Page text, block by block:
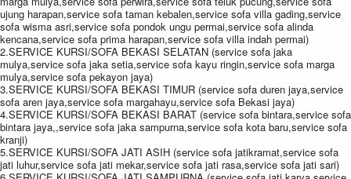
ujung harapan,service sofa taman kebalen,service sofa villa gading,service
sofa wisma asri,service sofa pondok ungu permai,service sofa alinda
kencana,service sofa prima harapan,service sofa villa indah permai)
2.SERVICE KURSI/SOFA BEKASI SELATAN (service sofa jaka
mulya,service sofa jaka setia,service sofa kayu ringin,service sofa marga
mulya,service sofa pekayon jaya)
3.SERVICE KURSI/SOFA BEKASI TIMUR (service sofa duren jaya,service
sofa aren jaya,service sofa margahayu,service sofa Bekasi jaya)
4.SERVICE KURSI/SOFA BEKASI BARAT (service sofa bintara,service sofa
bintara jaya,,service sofa jaka sampurna,service sofa kota baru,service sofa
kranji)
5.SERVICE KURSI/SOFA JATI ASIH (service sofa jatikramat,service sofa
jati luhur,service sofa jati mekar,service sofa jati rasa,service sofa jati sari)